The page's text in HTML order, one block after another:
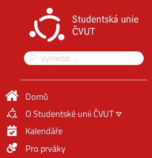
Domů
O Studentské unii ČVUT
Kalendáře
Pro prváky